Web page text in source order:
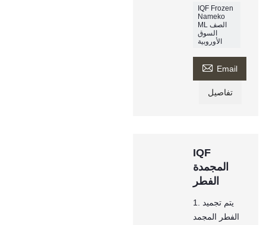
IQF Frozen
Nameko
ML الصف
السوق
الأوروبية
 Email
تفاصيل
IQF
المجمدة
الفطر
1. يتم تجميد
الفطر المجمد